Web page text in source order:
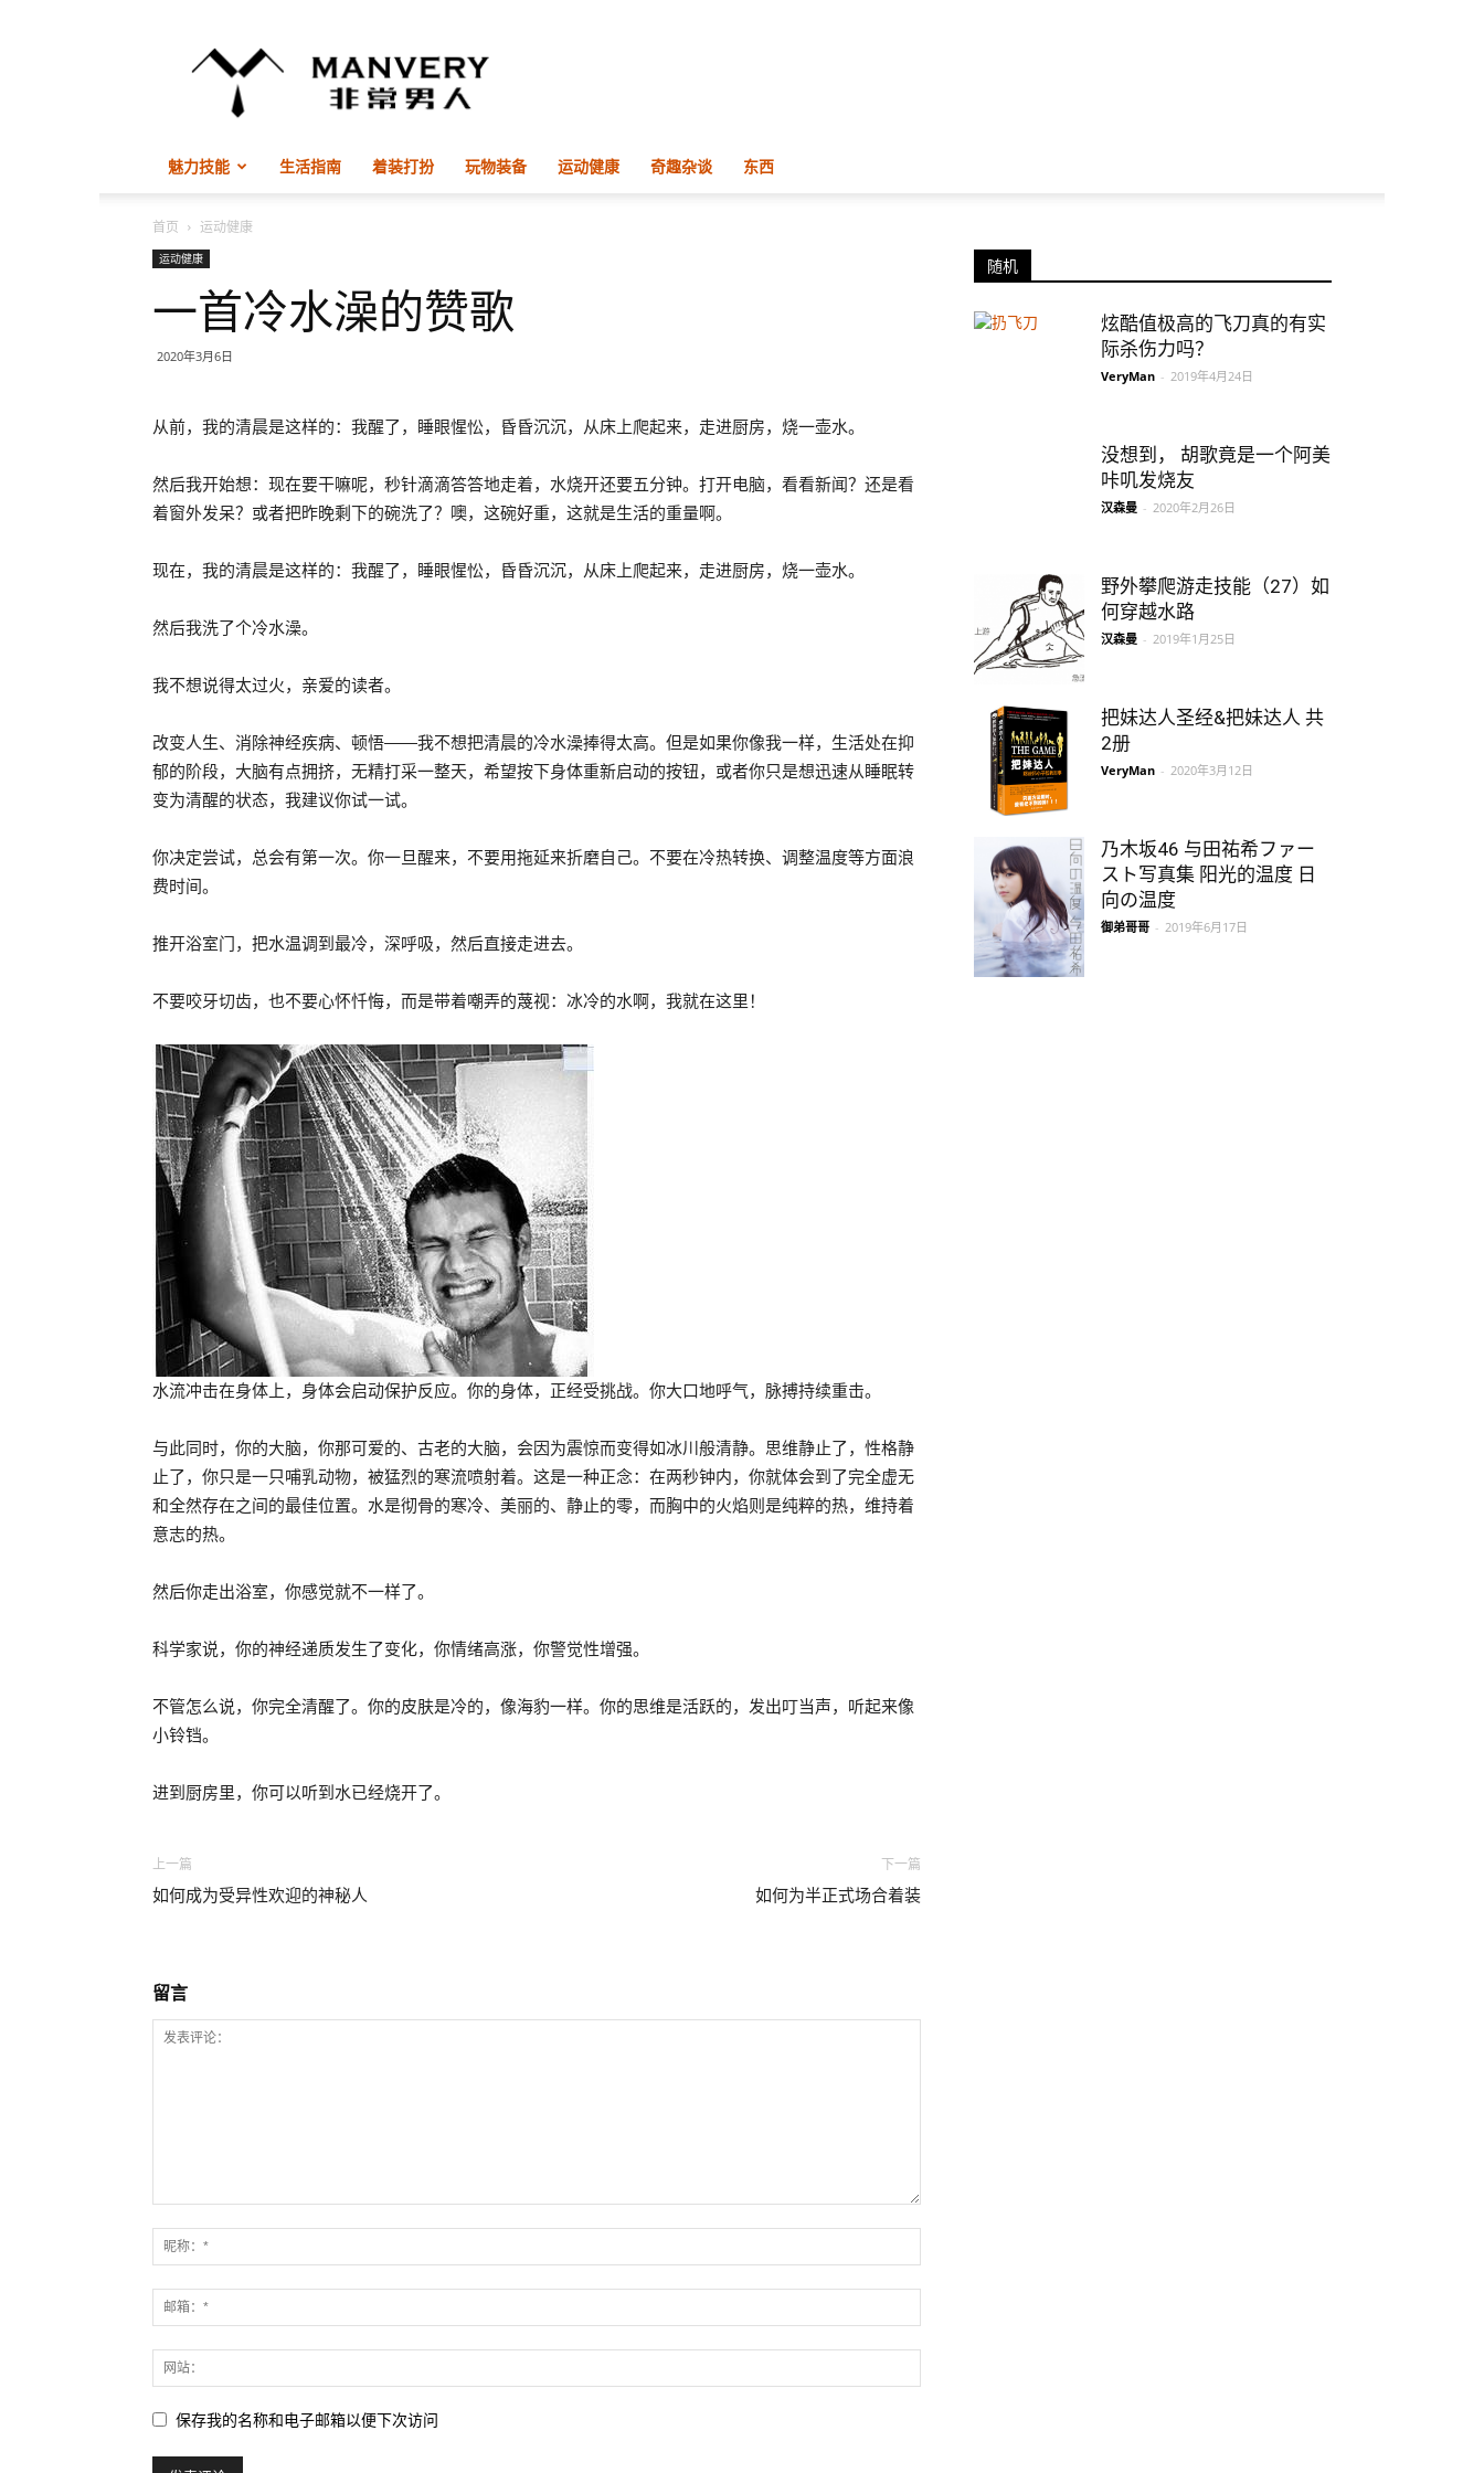
常
魅力技能
生活指南 着装打扮 玩物装备 运动健康 奇趣杂谈 东西
首页 运动健康
运动健康
一首冷水澡的赞歌
2020年3月6日
从前，我的清晨是这样的：我醒了，睡眼惺忪，昏昏沉沉，从床上爬起来，走进厨房，烧一壶水。
然后我开始想：现在要干嘛呢，秒针滴滴答答地走着，水烧开还要五分钟。打开电脑，看看新闻？还是看
着窗外发呆？或者把昨晚剩下的碗洗了？噢，这碗好重，这就是生活的重量啊。
现在，我的清晨是这样的：我醒了，睡眼惺忪，昏昏沉沉，从床上爬起来，走进厨房，烧一壶水。
然后我洗了个冷水澡。
我不想说得太过火，亲爱的读者。
改变人生、消除神经疾病、顿悟——我不想把清晨的冷水澡捧得太高。但是如果你像我一样，生活处在抑
郁的阶段，大脑有点拥挤，无精打采一整天，希望按下身体重新启动的按钮，或者你只是想迅速从睡眠转
变为清醒的状态，我建议你试一试。
你决定尝试，总会有第一次。你一旦醒来，不要用拖延来折磨自己。不要在冷热转换、调整温度等方面浪
费时间。
推开浴室门，把水温调到最冷，深呼吸，然后直接走进去。
不要咬牙切齿，也不要心怀忏悔，而是带着嘲弄的蔑视：冰冷的水啊，我就在这里！
水流冲击在身体上，身体会启动保护反应。你的身体，正经受挑战。你大口地呼气，脉搏持续重击。
与此同时，你的大脑，你那可爱的、古老的大脑，会因为震惊而变得如冰川般清静。思维静止了，性格静
止了，你只是一只哺乳动物，被猛烈的寒流喷射着。这是一种正念：在两秒钟内，你就体会到了完全虚无
和全然存在之间的最佳位置。水是彻骨的寒冷、美丽的、静止的零，而胸中的火焰则是纯粹的热，维持着
意志的热。
然后你走出浴室，你感觉就不一样了。
科学家说，你的神经递质发生了变化，你情绪高涨，你警觉性增强。
不管怎么说，你完全清醒了。你的皮肤是冷的，像海豹一样。你的思维是活跃的，发出叮当声，听起来像
小铃铛。
进到厨房里，你可以听到水已经烧开了。
上一篇
如何成为受异性欢迎的神秘人
下一篇
如何为半正式场合着装
留言
保存我的名称和电子邮箱以便下次访问
随机
炫酷值极高的飞刀真的有实
际杀伤力吗？
VeryMan - 2019年4月24日
没想到， 胡歌竟是一个阿美
咔叽发烧友
汉森曼 - 2020年2月26日
野外攀爬游走技能（27）如
何穿越水路
汉森曼 - 2019年1月25日
把妹达人圣经&把妹达人 共
2册
VeryMan - 2020年3月12日
乃木坂46 与田祐希ファー
スト写真集 阳光的温度 日
向の温度
御弟哥哥 - 2019年6月17日